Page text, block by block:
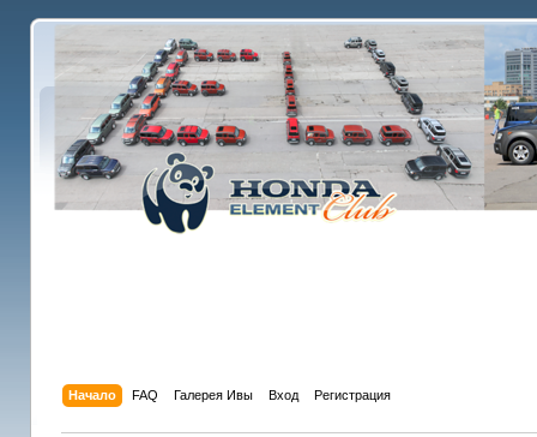
Начало FAQ Галерея Ивы Вход Регистрация